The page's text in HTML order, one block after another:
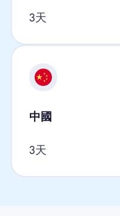
3天
中國
3天